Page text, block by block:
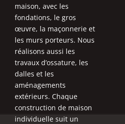
maison, avec les
fondations, le gros
œuvre, la maçonnerie et
les murs porteurs. Nous
réalisons aussi les
travaux d’ossature, les
dalles et les
aménagements
extérieurs. Chaque
construction de maison
individuelle suit un